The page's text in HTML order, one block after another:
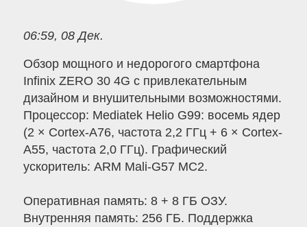
06:59, 08 Дек.
Обзор мощного и недорогого смартфона
Infinix ZERO 30 4G с привлекательным
дизайном и внушительными возможностями.
Процессор: Mediatek Helio G99: восемь ядер
(2 × Cortex-A76, частота 2,2 ГГц + 6 × Cortex-
A55, частота 2,0 ГГц). Графический
ускоритель: ARM Mali-G57 MC2.
Оперативная память: 8 + 8 ГБ ОЗУ.
Внутренняя память: 256 ГБ. Поддержка